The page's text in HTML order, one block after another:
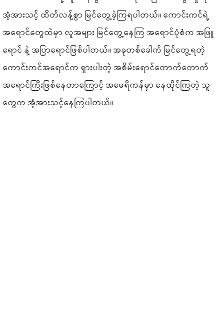
အံ့အားသင့် ထိတ်လန့်စွာ မြင်တွေ့ခဲ့ကြရပါတယ်။ ကောင်းကင်ရဲ့
အရောင်တွေထဲမှာ လူအများ မြင်တွေ့နေကြ အရောင်ပုံစံက အဖြူ
ရောင် နဲ့ အပြာရောင်ဖြစ်ပါတယ်။ အခုတစ်ခေါက် မြင်တွေ့ရတဲ့
ကောင်းကင်အရောင်က ရှားပါးတဲ့ အစိမ်းရောင်တောက်တောက်
အရောင်ကြီးဖြစ်နေတာကြောင့် အမေရိကန်မှာ နေထိုင်ကြတဲ့ သူ
တွေက အံ့အားသင့်နေကြပါတယ်။